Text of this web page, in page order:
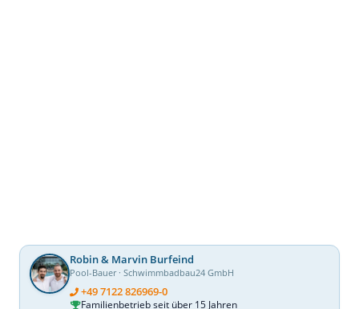
Robin & Marvin Burfeind
Pool-Bauer · Schwimmbadbau24 GmbH
+49 7122 826969-0
Familienbetrieb seit über 15 Jahren